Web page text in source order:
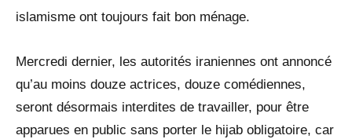
islamisme ont toujours fait bon ménage.
Mercredi dernier, les autorités iraniennes ont annoncé
qu’au moins douze actrices, douze comédiennes,
seront désormais interdites de travailler, pour être
apparues en public sans porter le hijab obligatoire, car